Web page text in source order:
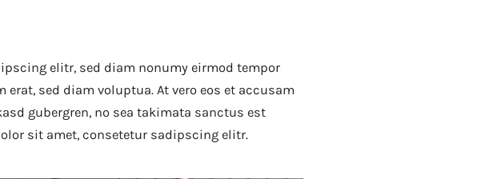
elitr, sed diam nonumy eirmod tempor
sed diam voluptua. At vero eos et accusam
gubergren, no sea takimata sanctus est
sit amet, consetetur sadipscing elitr.